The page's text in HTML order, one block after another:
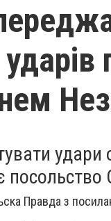
удари
Правда з